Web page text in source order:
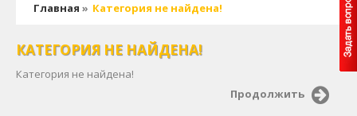
Главная » Категория не найдена!
КАТЕГОРИЯ НЕ НАЙДЕНА!
Категория не найдена!
Продолжить